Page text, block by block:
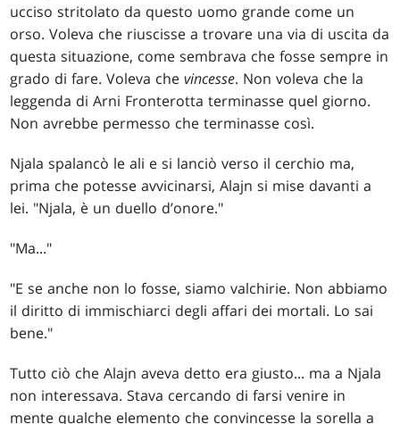
ucciso stritolato da questo uomo grande come un
orso. Voleva che riuscisse a trovare una via di uscita da
questa situazione, come sembrava che fosse sempre in
grado di fare. Voleva chevincesse. Non voleva che la
leggenda di Arni Fronterotta terminasse quel giorno.
Non avrebbe permesso che terminasse così.
Njala spalancò le ali e si lanciò verso il cerchio ma,
prima che potesse avvicinarsi, Alajn si mise davanti a
lei. "Njala, è un duello d’onore."
"Ma..."
"E se anche non lo fosse, siamo valchirie. Non abbiamo
il diritto di immischiarci degli affari dei mortali. Lo sai
bene."
Tutto ciò che Alajn aveva detto era giusto... ma a Njala
non interessava. Stava cercando di farsi venire in
mente qualche elemento che convincesse la sorella a